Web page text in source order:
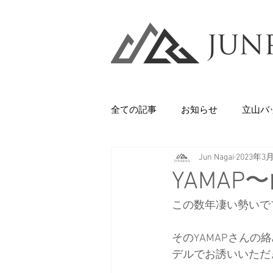
全ての記事 お知らせ 立山バ
Backcountry 八甲田山
石井スポーツ 休日 美
剱岳・立山連峰 西上州の山
YAMAP
Jun Nagai 2023年3
この数年凄い勢い
そのYAMAPさんの
デルでお誘いいただ